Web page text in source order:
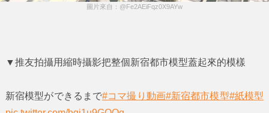
圖片來自：@Fe2AEiFqz0X9AYw
▼推友拍攝用縮時攝影把整個新宿都市模型蓋起來的模樣
新宿模型ができるまで#コマ撮り動画#新宿都市模型#紙模型